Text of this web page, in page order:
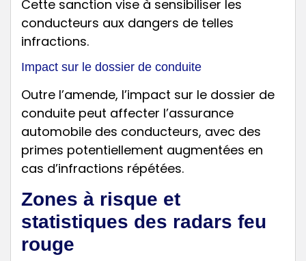
Cette sanction vise à sensibiliser les
conducteurs aux dangers de telles
infractions.
Impact sur le dossier de conduite
Outre l’amende, l’impact sur le dossier de
conduite peut affecter l’assurance
automobile des conducteurs, avec des
primes potentiellement augmentées en
cas d’infractions répétées.
Zones à risque et
statistiques des radars feu
rouge